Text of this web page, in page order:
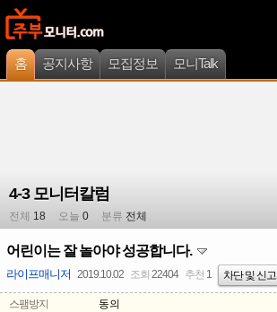
홈 공지사항 모집정보 모니Talk
4-3 모니터칼럼
전체 18 오늘 0 분류 전체
어린이는 잘 놀아야 성공합니다.
라이프매니저 2019.10.02 조회 22404 추천 1 차단 및 신고
스팸방지 동의